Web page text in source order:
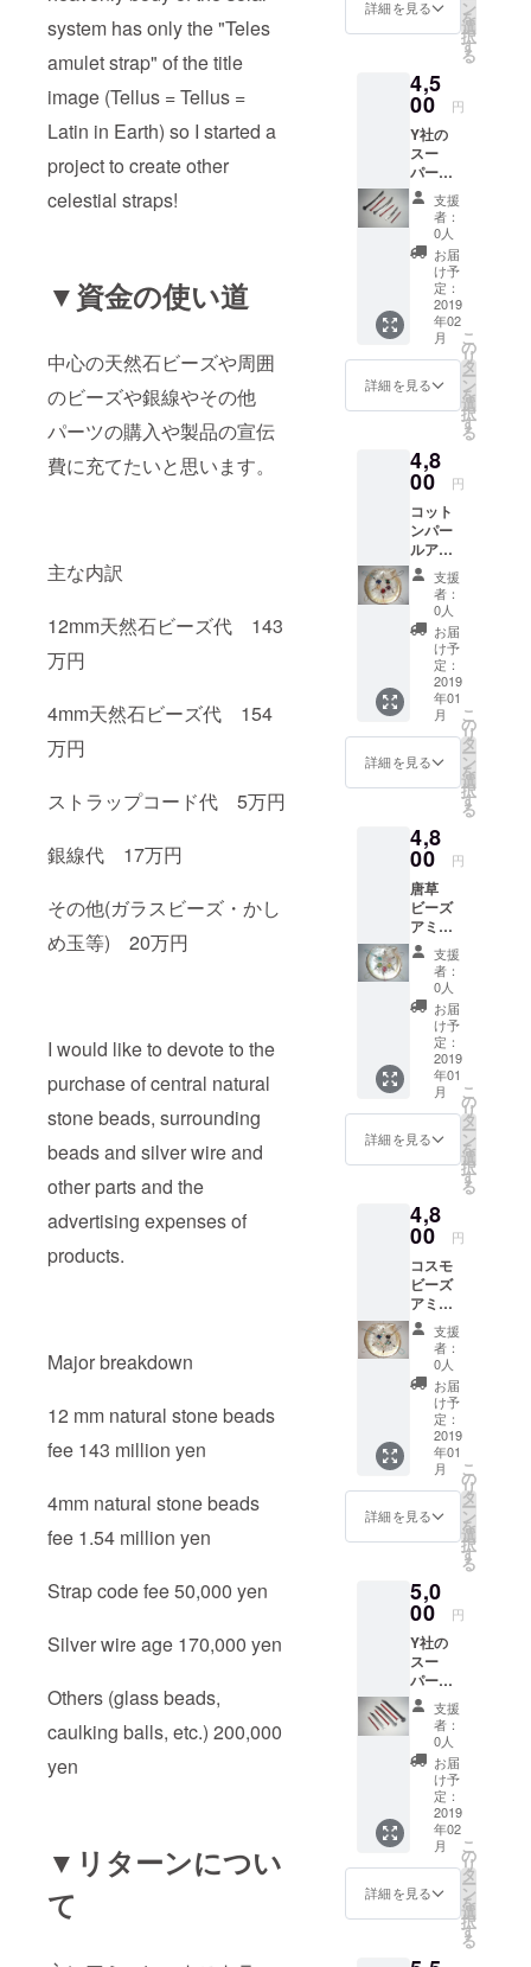
system has only the "Teles
amulet strap" of the title
image (Tellus = Tellus =
Latin in Earth) so I started a
project to create other
celestial straps!
▼資金の使い道
中心の天然石ビーズや周囲
のビーズや銀線やその他
パーツの購入や製品の宣伝
費に充てたいと思います。
主な内訳
12mm天然石ビーズ代 143
万円
4mm天然石ビーズ代 154
万円
ストラップコード代 5万円
銀線代 17万円
その他(ガラスビーズ・かし
め玉等) 20万円
I would like to devote to the
purchase of central natural
stone beads, surrounding
beads and silver wire and
other parts and the
advertising expenses of
products.
Major breakdown
12 mm natural stone beads
fee 143 million yen
4mm natural stone beads
fee 1.54 million yen
Strap code fee 50,000 yen
Silver wire age 170,000 yen
Others (glass beads,
caulking balls, etc.) 200,000
yen
▼リターンについ
て
くださ
い。
なので
写真の
ます。
桐箱に
入れて
発送し
ます テ
ルス
(Tellus)
とはラ
テン語
で地球
を意味
し、同
時にギ
リシャ
神話の
女神ガ
イアの
もあり
ます。
注)
ニュー
ジーラ
ンドパ
ウア
シェル
の殻と
浄化用
チップ
(アクア
マリン
さざれ
石)は付
ませ
ん。ご
ださ
い。 注
2)写真
では2つ
ありま
すが実
際は一
つのみ
です。
ご了承
くださ
い。
ろに真
～藍色)
ピー
コック
ビーズ
(青～緑
～黄色
～赤の
金属光
のワイ
ヤーを
通して
いま
す。 画
像はサ
で天然
石(合成
写真の
物とは
異なり
ます。
桐箱に
入れて
発送し
ます。
アワビ
の殻と
浄化用
チップ
(アクア
マリン)
は付い
せん。
ご了承
際は太
かをお
選び下
さい。
※ニッケ
ルを含
む素材
ですの
でアレ
ルギー
のある
方はご
注意下
さい。
3(アメ
ジス
4(レッ
ド)、5
号(シャ
ンパン)
これら
からお
好きな
物をお
一つお
選び下
さい。
3枚の広
告挿入
も付属
してお
りま
す。 詳
のリ
ターン
品を参
照して
下さ
い。
詳細を見る ン
を
選
択
す
る
4,5
00 円
Y社の
スー
パーコ
ンク
リート
釘で作
られた
ミニ
チュア
刀(通常)
の刀身
のみで3
点セッ
トで
す。 自
分でカ
イズす
る方向
きです
が、鞘
や持ち
手・
鍔・装
飾をし
た物を
希望す
る時は
相談に
乗りま
す。 (別
途新た
にリ
ターン
※イメー
ジ画像
内の元
釘は付
属して
ません
のでご
了承く
ださ
い。
支援
者：
0人
お届
け予
定：
2019
年02
月
詳細を見る
こ
の
リ
タ
ー
ン
を
選
択
す
る
4,8
00 円
コット
ンパー
ルア
ミュ
レット
スト
ラップ
セット
1号(ホ
ワイ
ト)、
2(ブ
ラッ
ク)、
3(アメ
ジス
4(レッ
ド)、5
号(シャ
ンパ
ン)、6
号(ダー
クブ
ルー)ー
のセッ
トと
なって
おりま
す。 金
具が
ゴール
ドかシ
ルバー
い。
支援
者：
0人
お届
け予
定：
2019
年01
月
詳細を見る
こ
の
リ
タ
ー
ン
を
選
択
す
る
4,8
00 円
唐草
ビーズ
アミュ
レット
スト
ラップ
セット
1号(白
色)、
2(桜
色)、
3(檸檬
色)、
4(桃
色)、5
号(若草
号(空色)
のセッ
トと
なって
おりま
す。
支援
者：
0人
お届
け予
定：
2019
年01
月
詳細を見る
こ
の
リ
タ
ー
ン
を
選
択
す
る
4,8
00 円
コスモ
ビーズ
アミュ
レット
スト
ラップ
セット
(WH2)
2(BK)、
3(NB)、
4(WH)
、5号
(CR)、6
号(BU)
トと
なって
おりま
す。 金
具が
ゴール
ドかシ
ルバー
かをお
選びく
ださ
い。
支援
者：
0人
お届
け予
定：
2019
年01
月
詳細を見る
こ
の
リ
タ
ー
ン
を
選
択
す
る
5,0
00 円
Y社の
スー
パーコ
ンク
リート
釘で作
られた
ミニ
チュア
刀の刀
身(通常)
のみで3
点セッ
トで
す。 自
分でカ
支援
者：
0人
お届
け予
定：
2019
年02
月
詳細を見る
こ
の
リ
タ
ー
ン
を
選
択
す
る